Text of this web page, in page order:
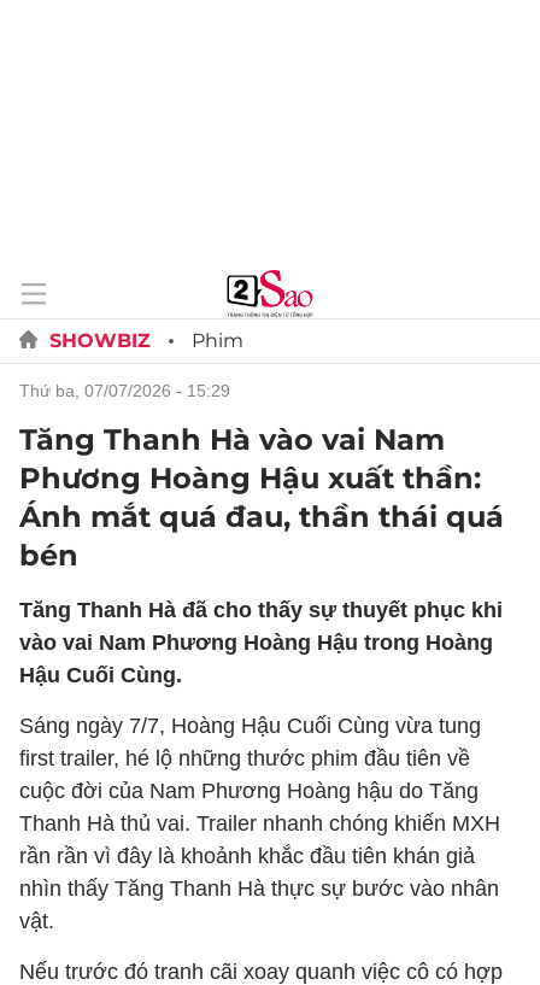
SHOWBIZ Phim
thứ ba, 07/07/2026 - 15:29
Tăng Thanh Hà vào vai Nam
Phương Hoàng Hậu xuất thần:
Ánh mắt quá đau, thần thái quá
bén
Tăng Thanh Hà đã cho thấy sự thuyết phục khi
vào vai Nam Phương Hoàng Hậu trong Hoàng
Hậu Cuối Cùng.
Sáng ngày 7/7, Hoàng Hậu Cuối Cùng vừa tung
first trailer, hé lộ những thước phim đầu tiên về
cuộc đời của Nam Phương Hoàng hậu do Tăng
Thanh Hà thủ vai. Trailer nhanh chóng khiến MXH
rần rần vì đây là khoảnh khắc đầu tiên khán giả
nhìn thấy Tăng Thanh Hà thực sự bước vào nhân
vật.
Nếu trước đó tranh cãi xoay quanh việc cô có hợp